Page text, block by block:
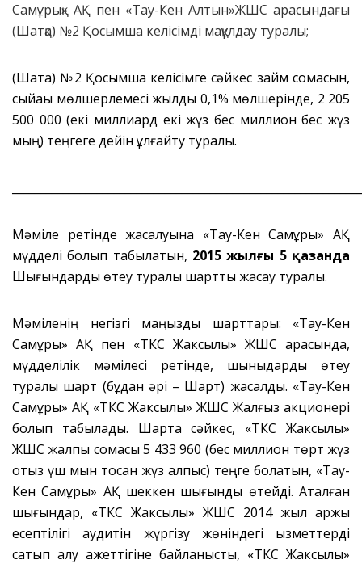
Самұрық» АҚ пен «Тау-Кен Алтын»ЖШС арасындағы
(Шатқа) №2 Қосымша келісімді мақұлдау туралы;
(Шатқа) №2 Қосымша келісімге сәйкес займ сомасын,
сыйақы мөлшерлемесі жылдық 0,1% мөлшерінде, 2 205
500 000 (екі миллиард екі жүз бес миллион бес жүз
мың) теңгеге дейін ұлғайту туралы.
Мәміле ретінде жасалуына «Тау-Кен Самұрық» АҚ
мүдделі болып табылатын, 2015 жылғы 5 қазанда
Шығындарды өтеу туралы шартты жасау туралы.
Мәміленің негізгі маңызды шарттары: «Тау-Кен
Самұрық» АҚ пен «ТКС Жаксылық» ЖШС арасында,
мүдделілік мәмілесі ретінде, шыныдарды өтеу
туралы шарт (бұдан әрі – Шарт) жасалды. «Тау-Кен
Самұрық» АҚ «ТКС Жаксылық» ЖШС Жалғыз акционері
болып табылады. Шартқа сәйкес, «ТКС Жаксылық»
ЖШС жалпы сомасы 5 433 960 (бес миллион төрт жүз
отыз үш мын тоқсан жүз алпыс) теңге болатын, «Тау-
Кен Самұрық» АҚ шеккен шығынды өтейді. Аталған
шығындар, «ТКС Жаксылық» ЖШС 2014 жыл қаржы
есептілігі аудитін жүргізу жөніндегі қызметтерді
сатып алу қажеттігіне байланысты, «ТКС Жаксылық»